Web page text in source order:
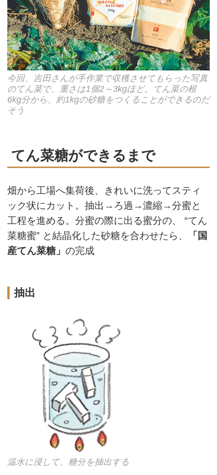
今回、吉田さんが手作業で収穫させてもらった写真
のてん菜で、重さは1個2～3kgほど。てん菜の根
6kg分から、約1kgの砂糖をつくることができるのだ
そう
てん菜糖ができるまで
畑から工場へ集荷後、きれいに洗ってスティ
ック状にカット。抽出→ろ過→濃縮→分蜜と
工程を進める。分蜜の際に出る蜜分の、 “てん
菜糖蜜” と結晶化した砂糖を合わせたら、
「国
産てん菜糖」 の完成
抽出
温水に浸して、糖分を抽出する